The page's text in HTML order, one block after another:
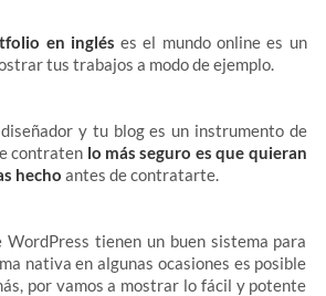
en inglés es el mundo online es un
tus trabajos a modo de ejemplo.
y tu blog es un instrumento de
contraten lo más seguro es que quieran
hecho antes de contratarte.
WordPress tienen un buen sistema para
nativa en algunas ocasiones es posible
por vamos a mostrar lo fácil y potente